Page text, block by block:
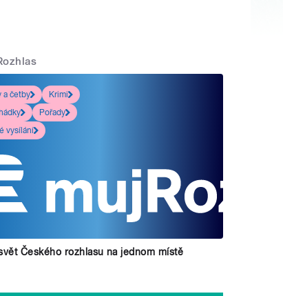
a četby
Krimi
Pořady
vysílání
Českého rozhlasu na jednom místě